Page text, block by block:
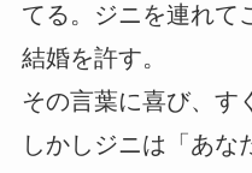
てる。ジニを連れて
結婚を許す。
その言葉に喜び、す
しかしジニは「あな